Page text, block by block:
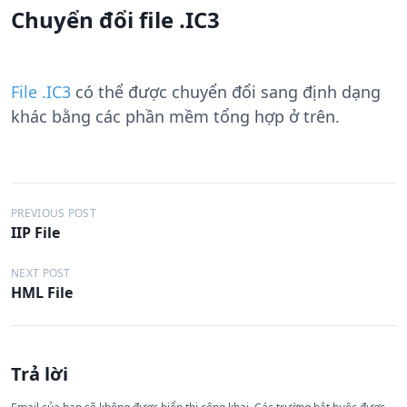
Chuyển đổi file .IC3
File .IC3 có thể được chuyển đổi sang định dạng
khác bằng các phần mềm tổng hợp ở trên.
Đ
i
ề
u
h
ớ
PREVIOUS POST
IIP File
NEXT POST
HML File
Trả lời